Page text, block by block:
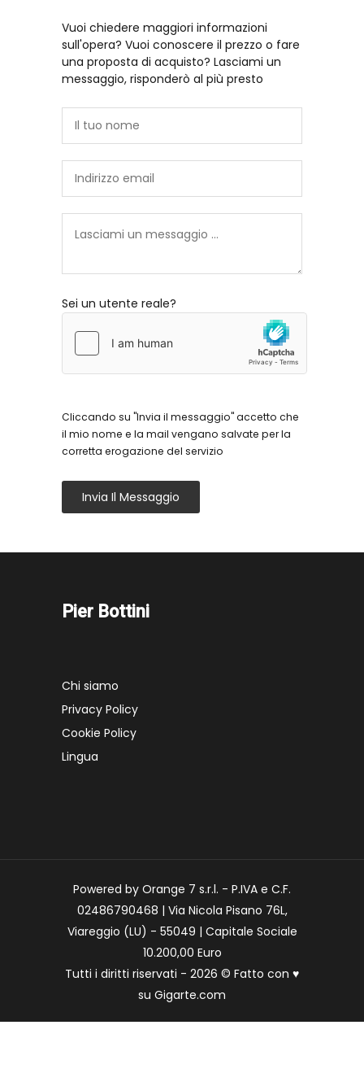
Vuoi chiedere maggiori informazioni
sull'opera? Vuoi conoscere il prezzo o fare
una proposta di acquisto? Lasciami un
messaggio, risponderò al più presto
Sei un utente reale?
Cliccando su "Invia il messaggio" accetto che
il mio nome e la mail vengano salvate per la
corretta erogazione del servizio
Invia Il Messaggio
Pier Bottini
Chi siamo
Privacy Policy
Cookie Policy
Lingua
Powered by Orange 7 s.r.l. - P.IVA e C.F.
02486790468 | Via Nicola Pisano 76L,
Viareggio (LU) - 55049 | Capitale Sociale
10.200,00 Euro
Tutti i diritti riservati - 2026 © Fatto con ♥
su Gigarte.com